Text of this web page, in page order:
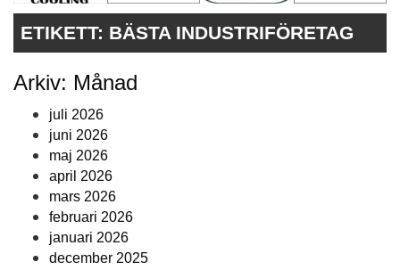
KONTAKT
ETIKETT: BÄSTA INDUSTRIFÖRETAG
Arkiv: Månad
juli 2026
juni 2026
maj 2026
april 2026
mars 2026
februari 2026
januari 2026
december 2025